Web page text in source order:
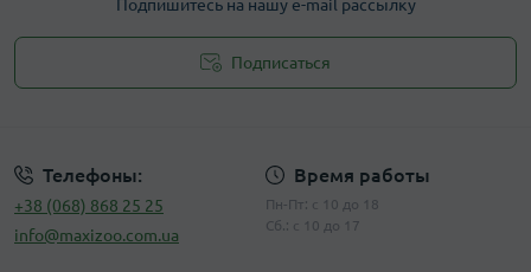
Подпишитесь на нашу e-mail рассылку
Подписаться
Телефоны:
+38 (068) 868 25 25
info@maxizoo.com.ua
Время работы
Пн-Пт: с 10 до 18
Сб.: с 10 до 17